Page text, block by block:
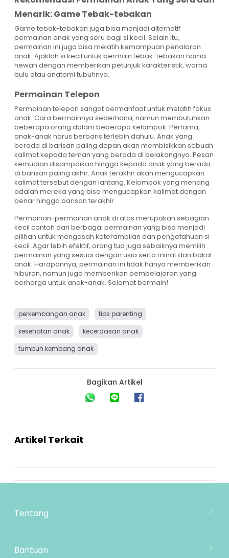
Menarik: Game Tebak-tebakan
Game tebak-tebakan juga bisa menjadi alternatif
permainan anak yang seru bagi si kecil. Selain itu,
permainan ini juga bisa melatih kemampuan penalaran
anak. Ajaklah si kecil untuk bermain tebak-tebakan nama
hewan dengan memberikan petunjuk karakteristik, warna
bulu atau anatomi tubuhnya.
Permainan Telepon
Permainan telepon sangat bermanfaat untuk melatih fokus
anak. Cara bermainnya sederhana, namun membutuhkan
beberapa orang dalam beberapa kelompok. Pertama,
anak-anak harus berbaris terlebih dahulu. Anak yang
berada di barisan paling depan akan membisikkan sebuah
kalimat kepada teman yang berada di belakangnya. Pesan
kemudian disampaikan hingga kepada anak yang berada
di barisan paling akhir. Anak terakhir akan mengucapkan
kalimat tersebut dengan lantang. Kelompok yang menang
adalah mereka yang bisa mengucapkan kalimat dengan
benar hingga barisan terakhir.
Permainan-permainan anak di atas merupakan sebagian
kecil contoh dari berbagai permainan yang bisa menjadi
pilihan untuk mengasah keterampilan dan pengetahuan si
kecil. Agar lebih efektif, orang tua juga sebaiknya memilih
permainan yang sesuai dengan usia serta minat dan bakat
anak. Harapannya, permainan ini tidak hanya memberikan
hiburan, namun juga memberikan pembelajaran yang
berharga untuk anak-anak. Selamat bermain!
perkembangan anak
tips parenting
kesehatan anak
kecerdasan anak
tumbuh kembang anak
Bagikan Artikel
Artikel Terkait
Tentang
Lokasi Toko
Bantuan